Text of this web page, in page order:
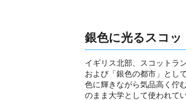
銀色に光るスコッ
イギリス北部、スコットラ
および「銀色の都市」とし
色に輝きながら気品高く佇
のまま大学として使われて